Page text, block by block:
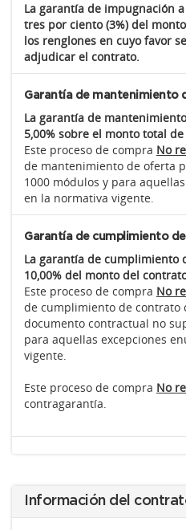
La garantía de impugnación
tres por ciento (3%) del
los renglones en cuyo favor
adjudicar el contrato.
Garantía de mantenimiento
La garantía de
5,00% sobre el monto total
Este proceso de compra No
de mantenimiento de oferta
1000 módulos y para
en la normativa vigente.
Garantía de cumplimiento
La garantía de cumplimiento
10,00% del monto del
Este proceso de compra No
de cumplimiento de contrato
documento contractual no
para aquellas excepciones
vigente.
Este proceso de compra No
contragarantía.
Información del